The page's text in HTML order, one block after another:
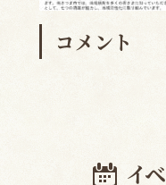
コメント